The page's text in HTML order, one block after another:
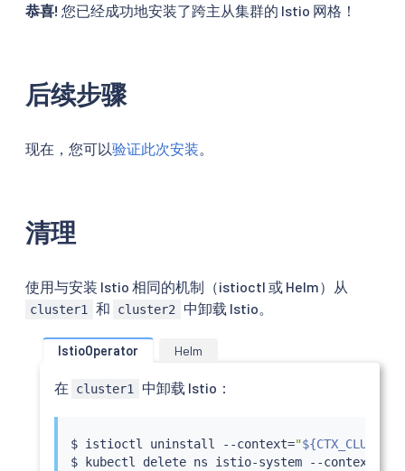
恭喜! 您已经成功地安装了跨主从集群的 Istio 网格！
后续步骤
现在，您可以验证此次安装
清理
使用与安装 Istio 相同的机制（istioctl 或 Helm）从
cluster1 和 cluster2 中卸载 Istio。
IstioOperator Helm
在 cluster1 中卸载 Istio：
$ istioctl uninstall --context="
$
kubectl delete ns istio-system --context